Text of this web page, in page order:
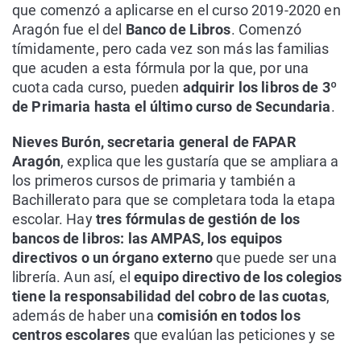
que comenzó a aplicarse en el curso 2019-2020 en
Aragón fue el del Banco de Libros. Comenzó
tímidamente, pero cada vez son más las familias
que acuden a esta fórmula por la que, por una
cuota cada curso, pueden adquirir los libros de 3º
de Primaria hasta el último curso de Secundaria.
Nieves Burón, secretaria general de FAPAR
Aragón, explica que les gustaría que se ampliara a
los primeros cursos de primaria y también a
Bachillerato para que se completara toda la etapa
escolar. Haytres fórmulas de gestión de los
bancos de libros: las AMPAS, los equipos
directivos o un órgano externoque puede ser una
librería. Aun así, elequipo directivo de los colegios
tiene la responsabilidad del cobro de las cuotas,
además de haber una comisión en todos los
centros escolares que evalúan las peticiones y se